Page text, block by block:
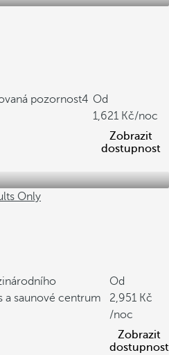
pozornost4 Od
1,621
/noc
Zobrazit
dostupnost
Only
a saunové centrum
Od
2,951
/noc
Zobrazit
dostupnost